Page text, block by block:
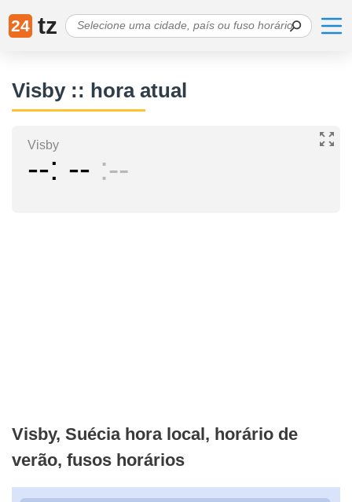
24 tz
Visby :: hora atual
Visby
-- -- --
Visby, Suécia hora local, horário de
verão, fusos horários